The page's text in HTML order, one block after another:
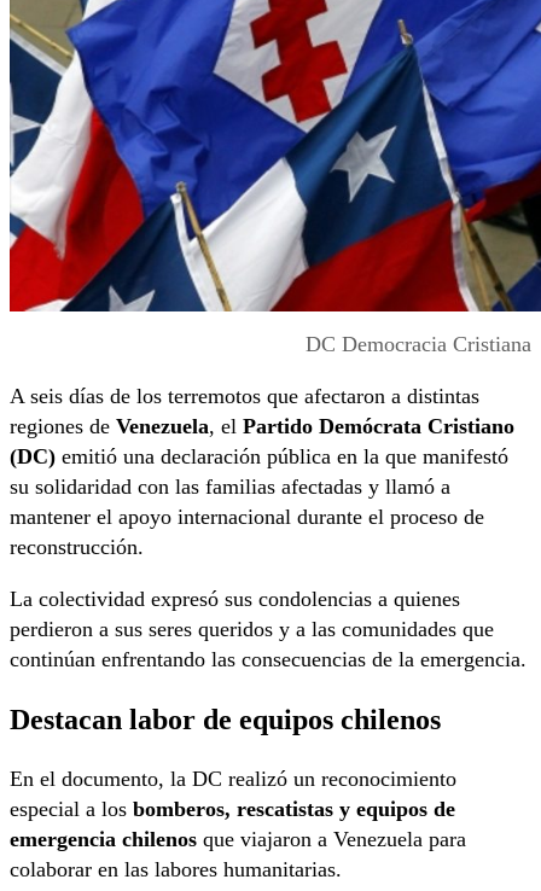
DC Democracia Cristiana
A seis días de los terremotos que afectaron a distintas
regiones de Venezuela, el Partido Demócrata Cristiano
(DC) emitió una declaración pública en la que manifestó
su solidaridad con las familias afectadas y llamó a
mantener el apoyo internacional durante el proceso de
reconstrucción.
La colectividad expresó sus condolencias a quienes
perdieron a sus seres queridos y a las comunidades que
continúan enfrentando las consecuencias de la emergencia.
Destacan labor de equipos chilenos
En el documento, la DC realizó un reconocimiento
especial a los bomberos, rescatistas y equipos de
emergencia chilenos que viajaron a Venezuela para
colaborar en las labores humanitarias.